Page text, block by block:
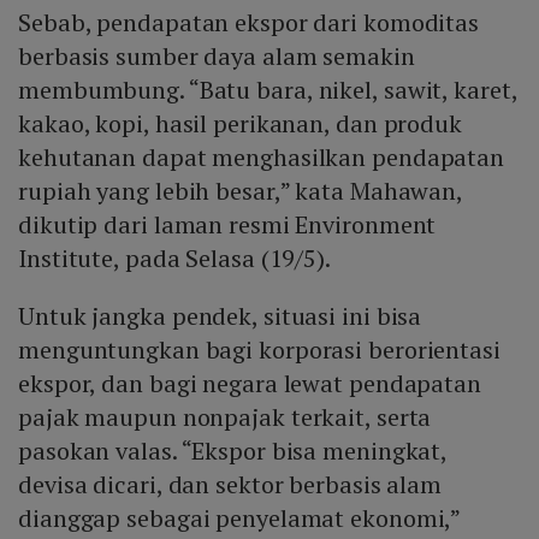
Sebab, pendapatan ekspor dari komoditas
berbasis sumber daya alam semakin
membumbung. “Batu bara, nikel, sawit, karet,
kakao, kopi, hasil perikanan, dan produk
kehutanan dapat menghasilkan pendapatan
rupiah yang lebih besar,” kata Mahawan,
dikutip dari laman resmi Environment
Institute, pada Selasa (19/5).
Untuk jangka pendek, situasi ini bisa
menguntungkan bagi korporasi berorientasi
ekspor, dan bagi negara lewat pendapatan
pajak maupun nonpajak terkait, serta
pasokan valas. “Ekspor bisa meningkat,
devisa dicari, dan sektor berbasis alam
dianggap sebagai penyelamat ekonomi,”